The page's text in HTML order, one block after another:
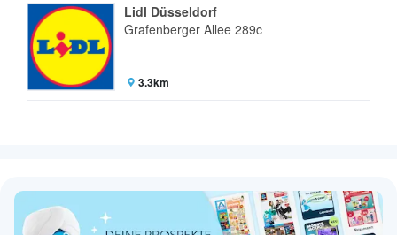
Lidl Düsseldorf
Grafenberger Allee 289c
3.3km